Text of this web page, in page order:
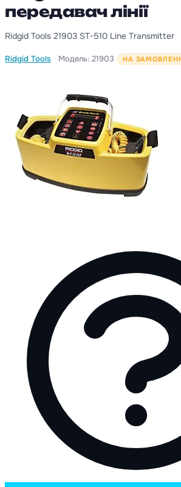
передавач лінії
Ridgid Tools 21903 ST-510 Line Transmitter
Ridgid Tools · Модель: 21903 НА